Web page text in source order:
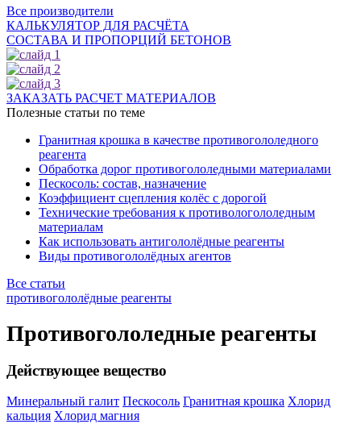
Все производители
КАЛЬКУЛЯТОР ДЛЯ РАСЧЁТА
СОСТАВА И ПРОПОРЦИЙ БЕТОНОВ
ЗАКАЗАТЬ РАСЧЕТ МАТЕРИАЛОВ
Полезные статьи по теме
Гранитная крошка в качестве противогололедного
реагента
Обработка дорог противогололедными материалами
Пескосоль: состав, назначение
Коэффициент сцепления колёс с дорогой
Технические требования к противологололедным
материалам
Как использовать антигололёдные реагенты
Виды противогололёдных агентов
Все статьи
противогололёдные реагенты
Противогололедные реагенты
Действующее вещество
Минеральный галит Пескосоль Гранитная крошка Хлорид
кальция Хлорид магния